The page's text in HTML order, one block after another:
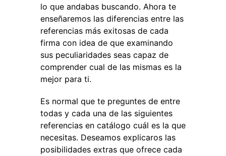
lo que andabas buscando. Ahora te
enseñaremos las diferencias entre las
referencias más exitosas de cada
firma con idea de que examinando
sus peculiaridades seas capaz de
comprender cual de las mismas es la
mejor para ti.
Es normal que te preguntes de entre
todas y cada una de las siguientes
referencias en catálogo cuál es la que
necesitas. Deseamos explicaros las
posibilidades extras que ofrece cada